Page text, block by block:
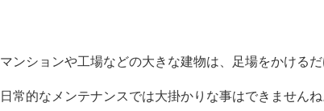
マンションや工場などの大きな建物は、足場をかける
日常的なメンテナンスでは大掛かりな事はできませんね